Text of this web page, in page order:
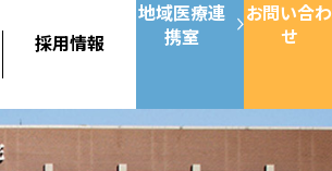
採用情報
地域医療連
携室
お問い合わ
せ